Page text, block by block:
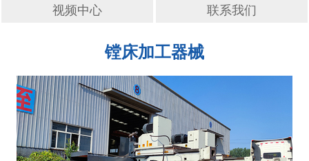
视频中心
联系我们
镗床加工器械